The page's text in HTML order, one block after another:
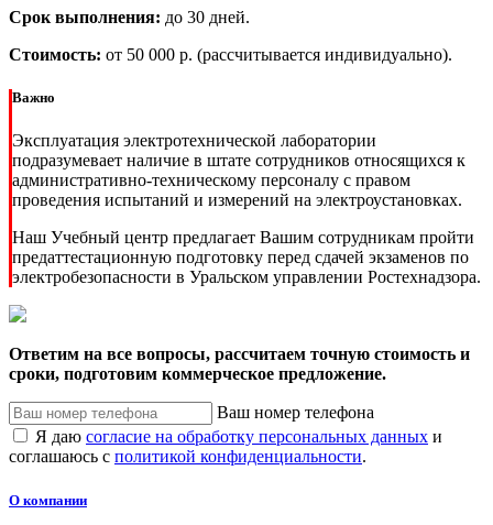
Срок выполнения: до 30 дней.
Стоимость: от 50 000 р. (рассчитывается индивидуально).
Важно
Эксплуатация электротехнической лаборатории
подразумевает наличие в штате сотрудников относящихся к
административно-техническому персоналу с правом
проведения испытаний и измерений на электроустановках.
Наш Учебный центр предлагает Вашим сотрудникам пройти
предаттестационную подготовку перед сдачей экзаменов по
электробезопасности в Уральском управлении Ростехнадзора.
Ответим на все вопросы, рассчитаем точную стоимость и
сроки, подготовим коммерческое предложение.
Ваш номер телефона
Я даю согласие на обработку персональных данных и
соглашаюсь с политикой конфиденциальности.
О компании